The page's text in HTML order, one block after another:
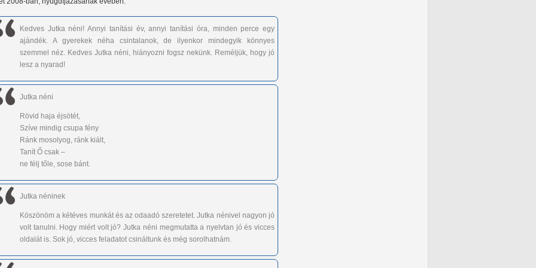
Kedves Jutka néni! Annyi tanítási év, annyi tanítási óra, minden perce egy
ajándék. A gyerekek néha csintalanok, de ilyenkor mindegyik könnyes
szemmel néz. Kedves Jutka néni, hiányozni fogsz nekünk. Reméljük, hogy jó
lesz a nyarad!
Jutka néni
Rövid haja éjsötét,
Szíve mindig csupa fény
Ránk mosolyog, ránk kiált,
Tanít Ő csak –
ne félj tőle, sose bánt.
Jutka néninek
Köszönöm a kétéves munkát és az odaadó szeretetet. Jutka nénivel nagyon jó
volt tanulni. Hogy miért volt jó? Jutka néni megmutatta a nyelvtan jó és vicces
oldalát is. Sok jó, vicces feladatot csináltunk és még sorolhatnám.